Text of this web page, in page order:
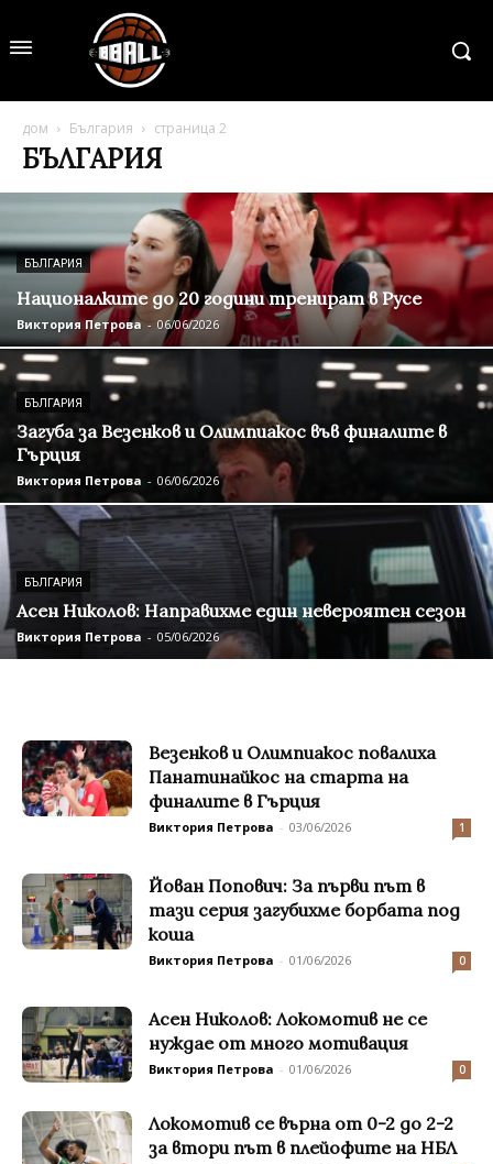
дом България страница 2
БЪЛГАРИЯ
БЪЛГАРИЯ
Националките до 20 години тренират в Русе
Виктория Петрова - 06/06/2026
БЪЛГАРИЯ
Загуба за Везенков и Олимпиакос във финалите в
Гърция
Виктория Петрова - 06/06/2026
БЪЛГАРИЯ
Асен Николов: Направихме един невероятен сезон
Виктория Петрова - 05/06/2026
Везенков и Олимпиакос повалиха
Панатинайкос на старта на
финалите в Гърция
Виктория Петрова - 03/06/2026 1
Йован Попович: За първи път в
тази серия загубихме борбата под
коша
Виктория Петрова - 01/06/2026 0
Асен Николов: Локомотив не се
нуждае от много мотивация
Виктория Петрова - 01/06/2026 0
Локомотив се върна от 0-2 до 2-2
за втори път в плейофите на НБЛ